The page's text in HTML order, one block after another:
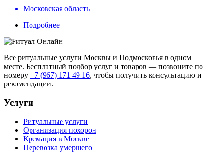
Московская область
Подробнее
Все ритуальные услуги Москвы и Подмосковья в одном
месте. Бесплатный подбор услуг и товаров — позвоните по
номеру +7 (967) 171 49 16, чтобы получить консультацию и
рекомендации.
Услуги
Ритуальные услуги
Организация похорон
Кремация в Москве
Перевозка умершего